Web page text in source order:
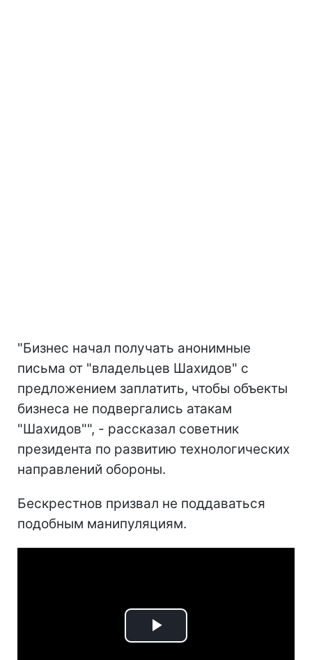
"Бизнес начал получать анонимные
письма от "владельцев Шахидов" с
предложением заплатить, чтобы объекты
бизнеса не подвергались атакам
"Шахидов"", - рассказал советник
президента по развитию технологических
направлений обороны.
Бескрестнов призвал не поддаваться
подобным манипуляциям.
Play